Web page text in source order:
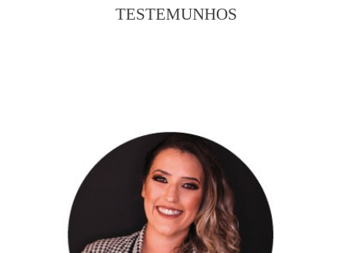
TESTEMUNHOS